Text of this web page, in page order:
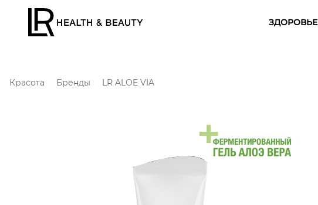
ЗДОРОВЬЕ
Красота Бренды LR ALOE VIA